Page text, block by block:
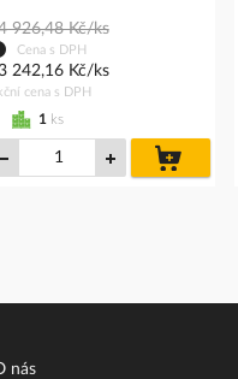
Cena s DPH
926,48 Kč/ks
cena s DPH
242,16 Kč/ks
1 ks
košíku
nás